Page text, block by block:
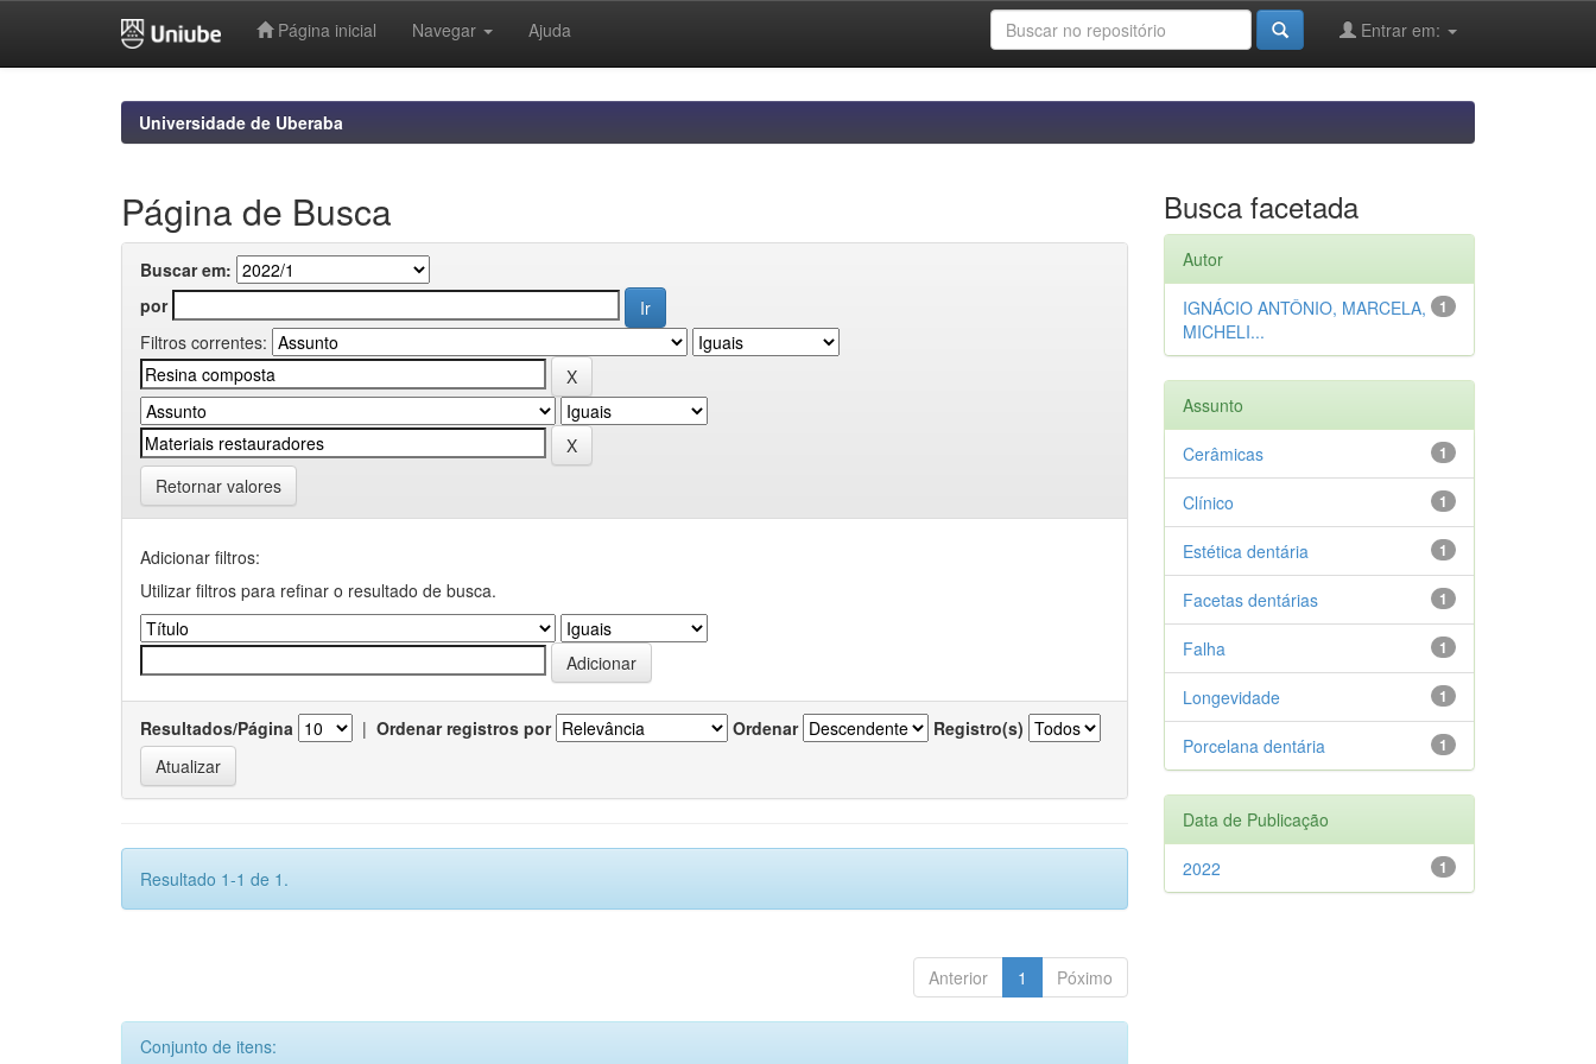
Página inicial Navegar Ajuda Entrar em:
Universidade de Uberaba
Página de Busca
Buscar em:
por
Filtros correntes:
Retornar valores
Adicionar filtros:
Utilizar filtros para refinar o resultado de busca.
Resultados/Página | Ordenar registros por Ordenar Registro(s)
Resultado 1-1 de 1.
Anterior 1 Póximo
Conjunto de itens:
Busca facetada
Autor
1
IGNÁCIO ANTÔNIO, MARCELA,
MICHELI...
Assunto
1
Cerâmicas
1
Clínico
1
Estética dentária
1
Facetas dentárias
1
Falha
1
Longevidade
1
Porcelana dentária
Data de Publicação
1
2022